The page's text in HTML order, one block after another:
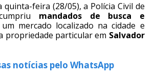
quinta-feira (28/05), a Polícia Civil de
mandados de busca e
mercado localizado na cidade e
propriedade particular em Salvador
notícias pelo WhatsApp